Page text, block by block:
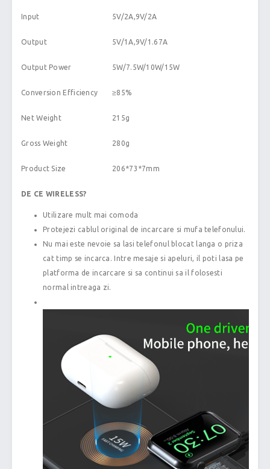
Input 5V/2A,9V/2A
Output 5V/1A,9V/1.67A
Output Power 5W/7.5W/10W/15W
Conversion Efficiency ≥85%
Net Weight 215g
Gross Weight 280g
Product Size 206*73*7mm
DE CE WIRELESS?
Utilizare mult mai comoda
Protejezi cablul original de incarcare si mufa telefonului.
Nu mai este nevoie sa lasi telefonul blocat langa o priza
cat timp se incarca. Intre mesaje si apeluri, il poti lasa pe
platforma de incarcare si sa continui sa il folosesti
normal intreaga zi.